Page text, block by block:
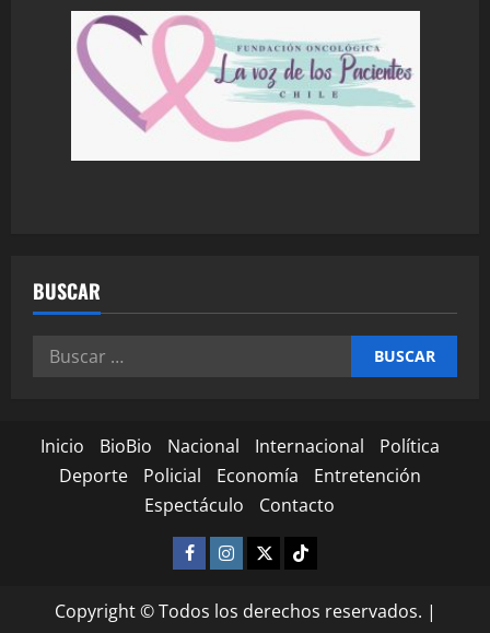
BUSCAR
Inicio BioBio Nacional Internacional
Política
Deporte
Policial Economía
Entretención
Espectáculo
Contacto
Copyright © Todos los derechos reservados. |